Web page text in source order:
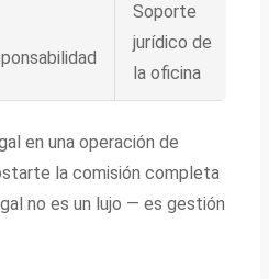
Soporte
jurídico de
la oficina
en una operación de
la comisión completa
no es un lujo — es gestión